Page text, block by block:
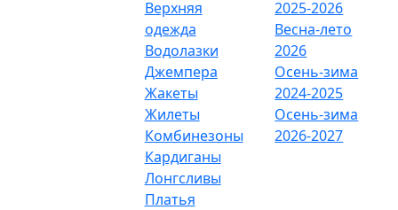
Верхняя
одежда
Водолазки
Джемпера
Жакеты
Жилеты
Комбинезоны
Кардиганы
Лонгсливы
Платья
2025-2026
Весна-лето
2026
Осень-зима
2024-2025
Осень-зима
2026-2027